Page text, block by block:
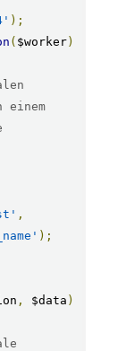
);
( $worker)
einem
,
);
, $data )